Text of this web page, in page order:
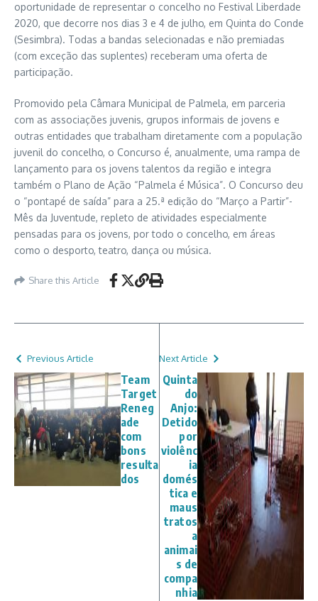
oportunidade de representar o concelho no Festival Liberdade
2020, que decorre nos dias 3 e 4 de julho, em Quinta do Conde
(Sesimbra). Todas a bandas selecionadas e não premiadas
(com exceção das suplentes) receberam uma oferta de
participação.
Promovido pela Câmara Municipal de Palmela, em parceria
com as associações juvenis, grupos informais de jovens e
outras entidades que trabalham diretamente com a população
juvenil do concelho, o Concurso é, anualmente, uma rampa de
lançamento para os jovens talentos da região e integra
também o Plano de Ação “Palmela é Música”. O Concurso deu
o “pontapé de saída” para a 25.ª edição do “Março a Partir”-
Mês da Juventude, repleto de atividades especialmente
pensadas para os jovens, por todo o concelho, em áreas
como o desporto, teatro, dança ou música.
Share this Article
Previous Article
Team
Target
Reneg
ade
com
bons
resulta
dos
Next Article
Quinta
do
Anjo:
Detido
por
violênc
ia
domés
tica e
maus
tratos
a
animai
s de
compa
nhia